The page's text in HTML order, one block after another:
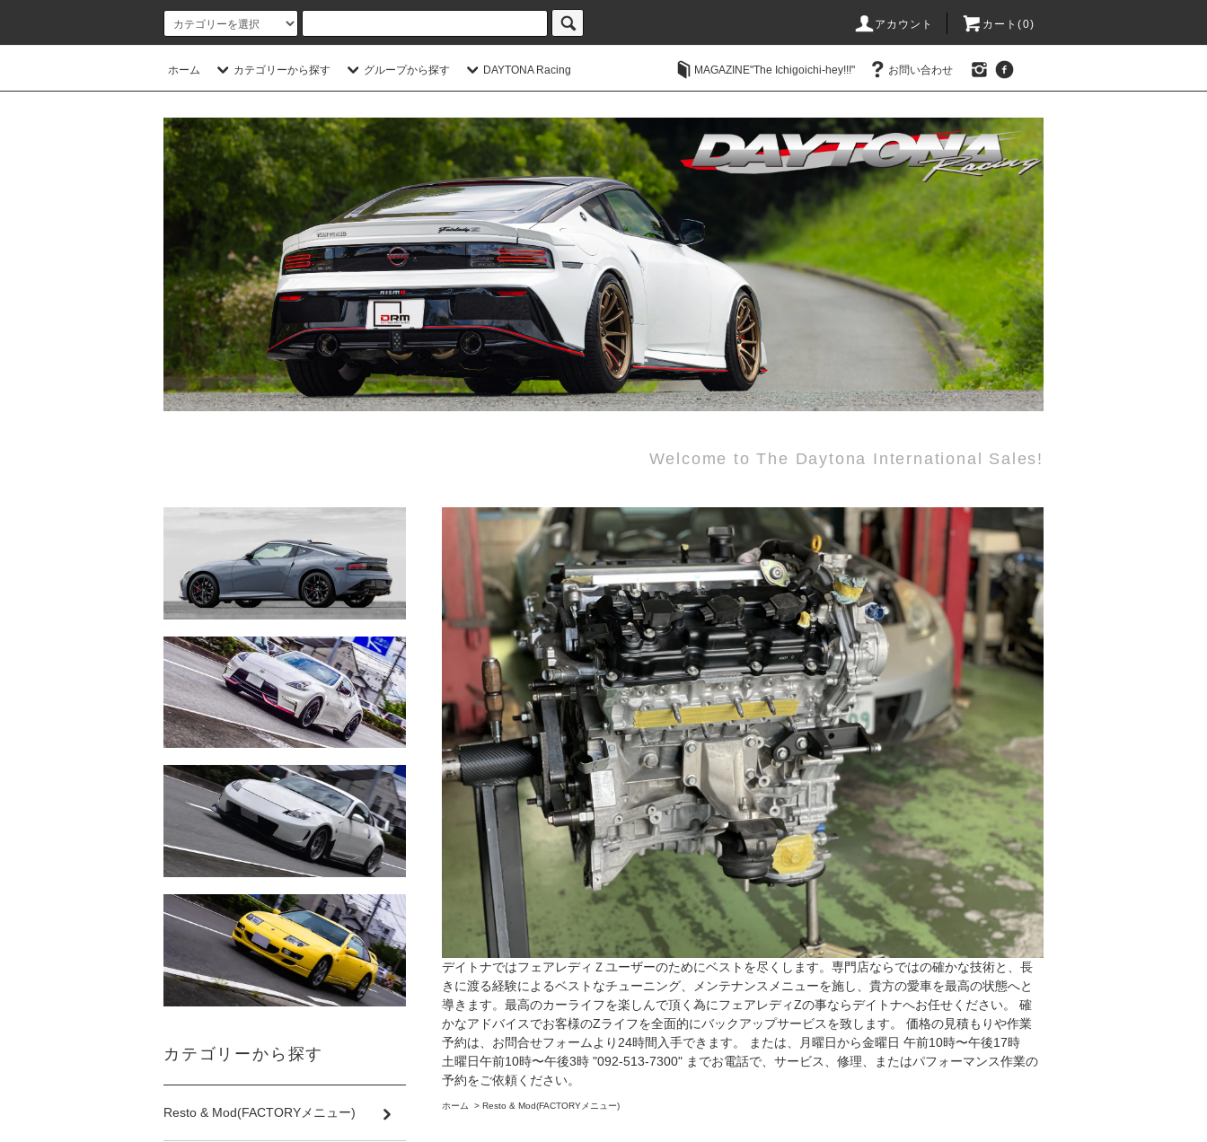
アカウント カート(0)
ホーム カテゴリーから探す グループから探す DAYTONA Racing MAGAZINE"The Ichigoichi-hey!!!" お問い合わせ
Welcome to The Daytona International Sales!
デイトナではフェアレディＺユーザーのためにベストを尽くします。専門店ならではの確かな技術と、長
きに渡る経験によるベストなチューニング、メンテナンスメニューを施し、貴方の愛車を最高の状態へと
導きます。最高のカーライフを楽しんで頂く為にフェアレディZの事ならデイトナへお任せください。 確
かなアドバイスでお客様のZライフを全面的にバックアップサービスを致します。 価格の見積もりや作業
予約は、 お問合せフォーム より24時間入手できます。 または、月曜日から金曜日 午前10時〜午後17時
土曜日午前10時〜午後3時 "092-513-7300" までお電話で、サービス、修理、またはパフォーマンス作業の
予約をご依頼ください。
ホーム > Resto & Mod(FACTORYメニュー)
カテゴリーから探す
Resto & Mod(FACTORYメニュー)